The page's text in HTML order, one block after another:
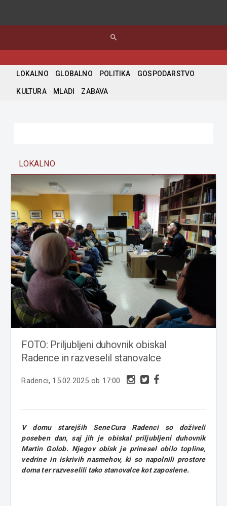
search
LOKALNO GLOBALNO POLITIKA GOSPODARSTVO
KULTURA MLADI ZABAVA
LOKALNO
FOTO: Priljubljeni duhovnik obiskal
Radence in razveselil stanovalce
Radenci, 15.02.2025 ob 17:00
V domu starejših SeneCura Radenci so doživeli
poseben dan, saj jih je obiskal priljubljeni duhovnik
Martin Golob. Njegov obisk je prinesel obilo topline,
vedrine in iskrivih nasmehov, ki so napolnili prostore
doma ter razveselili tako stanovalce kot zaposlene.